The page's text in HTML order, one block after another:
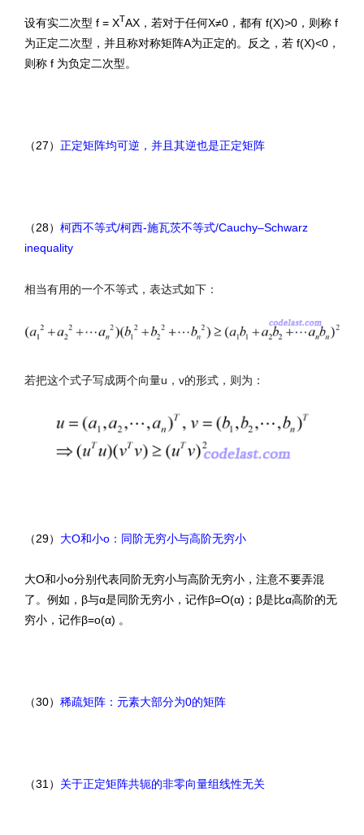
设有实二次型 f = XTAX，若对于任何X≠0，都有 f(X)>0，则称 f
为正定二次型，并且称对称矩阵A为正定的。反之，若 f(X)<0，
则称 f 为负定二次型。
（27） 正定矩阵均可逆，并且其逆也是正定矩阵
（28） 柯西不等式/柯西-施瓦茨不等式/Cauchy–Schwarz
inequality
相当有用的一个不等式，表达式如下：
若把这个式子写成两个向量u，v的形式，则为：
（29） 大O和小o：同阶无穷小与高阶无穷小
大O和小o分别代表同阶无穷小与高阶无穷小，注意不要弄混
了。例如，β与α是同阶无穷小，记作β=O(α)；β是比α高阶的无
穷小，记作β=o(α) 。
（30） 稀疏矩阵：元素大部分为0的矩阵
（31） 关于正定矩阵共轭的非零向量组线性无关